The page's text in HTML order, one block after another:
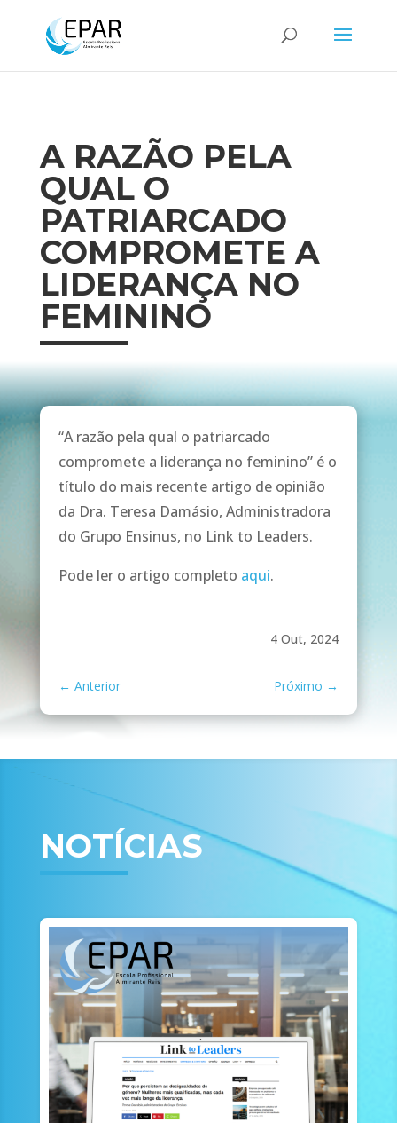
A RAZÃO PELA
QUAL O
PATRIARCADO
COMPROMETE A
LIDERANÇA NO
FEMININO
“A razão pela qual o patriarcado
compromete a liderança no feminino” é o
título do mais recente artigo de opinião
da Dra. Teresa Damásio, Administradora
do Grupo Ensinus, no Link to Leaders.
Pode ler o artigo completo aqui.
4 Out, 2024
← Anterior Próximo →
NOTÍCIAS